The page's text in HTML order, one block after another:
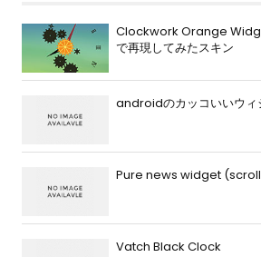
Clockwork Orange
で再現してみたスキン
androidのカッコいいウィ
Pure news widget
Vatch Black Clock